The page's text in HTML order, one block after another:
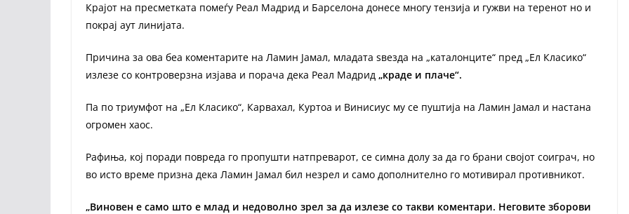
Крајот на пресметката помеѓу Реал Мадрид и Барселона донесе многу тензија и гужви на теренот но и
покрај аут линијата.
Причина за ова беа коментарите на Ламин Јамал, младата ѕвезда на „каталонците“ пред „Ел Класико“
излезе со контроверзна изјава и порача дека Реал Мадрид „краде и плаче“.
Па по триумфот на „Ел Класико“, Карвахал, Куртоа и Винисиус му се пуштија на Ламин Јамал и настана
огромен хаос.
Рафиња, кој поради повреда го пропушти натпреварот, се симна долу за да го брани својот соиграч, но
во исто време призна дека Ламин Јамал бил незрел и само дополнително го мотивирал противникот.
„Виновен е само што е млад и недоволно зрел за да излезе со такви коментари. Неговите зборови